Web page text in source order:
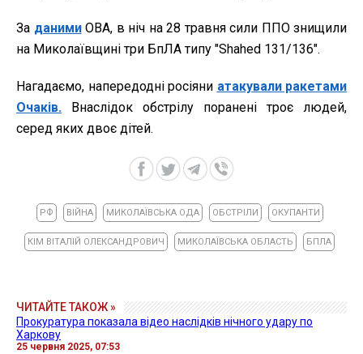
За данимиОВА, в ніч на 28 травня сили ППО знищили
на Миколаївщині три БпЛА типу "Shahed 131/136".
Нагадаємо, напередодні росіяни атакували ракетами
Очаків. Внаслідок обстрілу поранені троє людей,
серед яких двоє дітей.
РФ ВІЙНА МИКОЛАЇВСЬКА ОДА ОБСТРІЛИ ОКУПАНТИ
КІМ ВІТАЛІЙ ОЛЕКСАНДРОВИЧ МИКОЛАЇВСЬКА ОБЛАСТЬ БПЛА
ЧИТАЙТЕ ТАКОЖ »
Прокуратура показала відео наслідків нічного удару по
Харкову
25 червня 2025, 07:53